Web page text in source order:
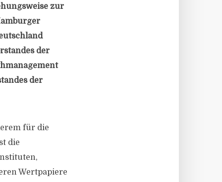
zur
der
der
für die
die
Wertpapiere